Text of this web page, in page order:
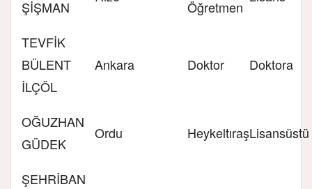
ŞİŞMAN Öğretmen
TEVFİK
BÜLENT
İLÇÖL
Ankara Doktor Doktora
OĞUZHAN
GÜDEK
Ordu HeykeltıraşLisansüstü
ŞEHRİBAN